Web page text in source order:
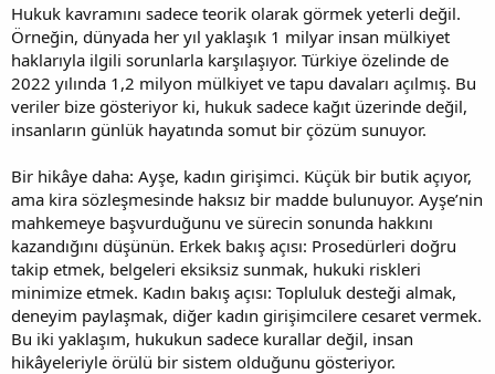
Hukuk kavramını sadece teorik olarak görmek yeterli değil.
Örneğin, dünyada her yıl yaklaşık 1 milyar insan mülkiyet
haklarıyla ilgili sorunlarla karşılaşıyor. Türkiye özelinde de
2022 yılında 1,2 milyon mülkiyet ve tapu davaları açılmış. Bu
veriler bize gösteriyor ki, hukuk sadece kağıt üzerinde değil,
insanların günlük hayatında somut bir çözüm sunuyor.
Bir hikâye daha: Ayşe, kadın girişimci. Küçük bir butik açıyor,
ama kira sözleşmesinde haksız bir madde bulunuyor. Ayşe’nin
mahkemeye başvurduğunu ve sürecin sonunda hakkını
kazandığını düşünün. Erkek bakış açısı: Prosedürleri doğru
takip etmek, belgeleri eksiksiz sunmak, hukuki riskleri
minimize etmek. Kadın bakış açısı: Topluluk desteği almak,
deneyim paylaşmak, diğer kadın girişimcilere cesaret vermek.
Bu iki yaklaşım, hukukun sadece kurallar değil, insan
hikâyeleriyle örülü bir sistem olduğunu gösteriyor.